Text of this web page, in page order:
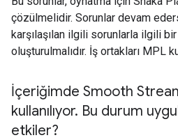
çözülmelidir. Sorunlar devam
karşılaşılan ilgili sorunlarla ilgili bir
oluşturulmalıdır. İş ortakları MPL
İçeriğimde Smooth
kullanılıyor. Bu durum
etkiler?